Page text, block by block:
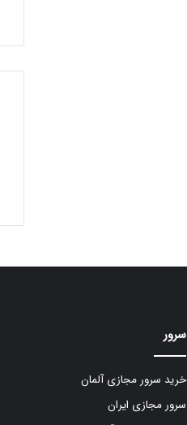
سرور
خرید سرور مجازی آلمان
سرور مجازی ایران